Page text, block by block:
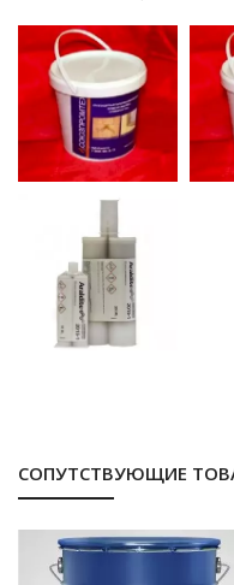
СОПУТСТВУЮЩИЕ